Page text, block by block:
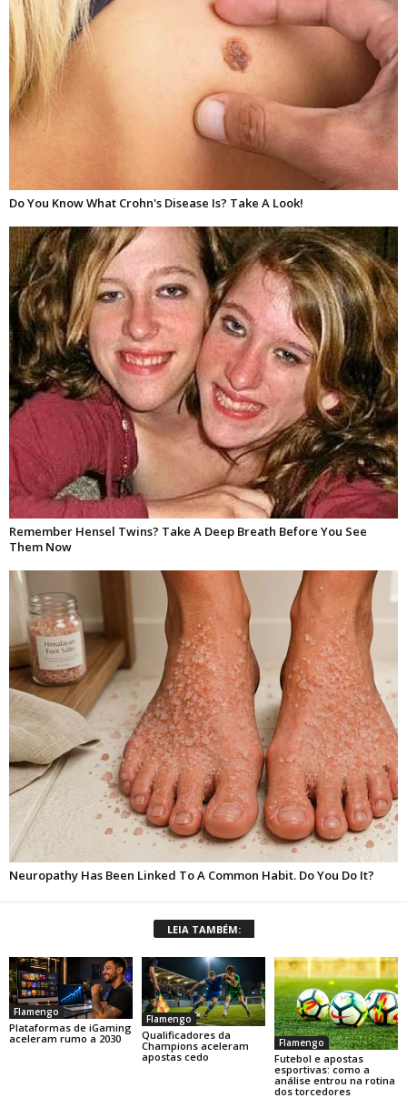
LEIA TAMBÉM:
Flamengo
Plataformas de iGaming
aceleram rumo a 2030
Flamengo
Qualificadores da
Champions aceleram
apostas cedo
Flamengo
Futebol e apostas
esportivas: como a
análise entrou na rotina
dos torcedores